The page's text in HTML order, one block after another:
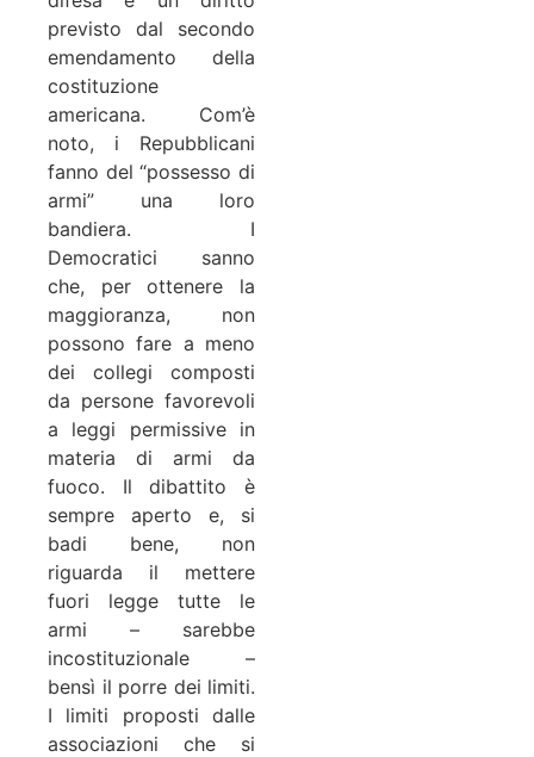
previsto dal secondo
emendamento della
costituzione
americana. Com’è
noto, i Repubblicani
fanno del “possesso di
armi” una loro
bandiera. I
Democratici sanno
che, per ottenere la
maggioranza, non
possono fare a meno
dei collegi composti
da persone favorevoli
a leggi permissive in
materia di armi da
fuoco. Il dibattito è
sempre aperto e, si
badi bene, non
riguarda il mettere
fuori legge tutte le
armi – sarebbe
incostituzionale –
bensì il porre dei limiti.
I limiti proposti dalle
associazioni che si